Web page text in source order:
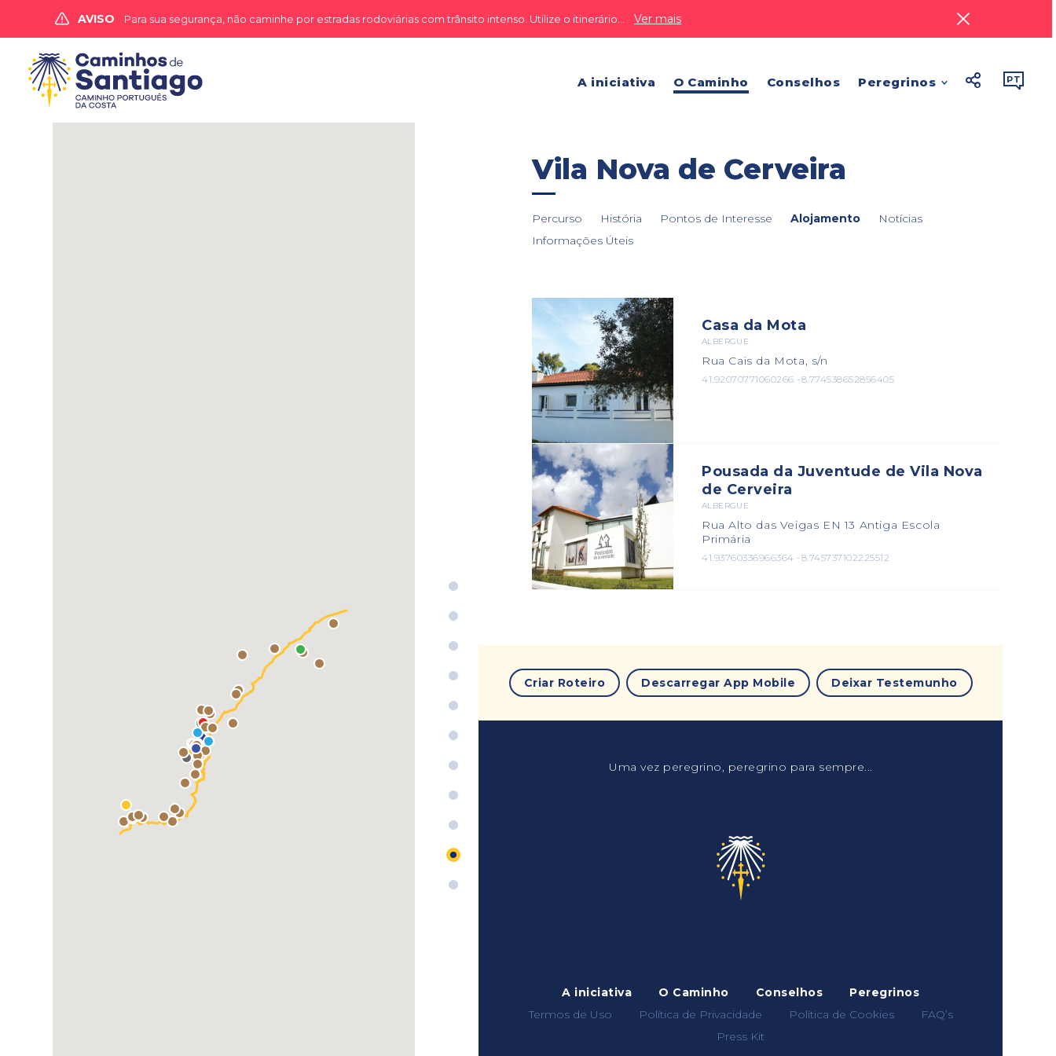
 AVISO Para sua segurança, não caminhe por estradas rodoviárias com trânsito intenso. Utilize o itinerário... Ver mais 
A iniciativa O Caminho Conselhos Peregrinos  
PT
Vila Nova de Cerveira
Percurso História Pontos de Interesse Alojamento
Notícias
Informações Úteis
Casa da Mota
ALBERGUE
Rua Cais da Mota, s/n
41.92070771060266 -8.774538652856405
Pousada da Juventude de Vila Nova
de Cerveira
ALBERGUE
Rua Alto das Veigas EN 13 Antiga Escola
Primária
41.93760336966364 -8.745737102225512
Criar Roteiro Descarregar App Mobile Deixar Testemunho
Uma vez peregrino, peregrino para sempre...
A iniciativa O Caminho Conselhos
Peregrinos
Termos de Uso
Política de Privacidade Política de Cookies
FAQ’s
Press Kit